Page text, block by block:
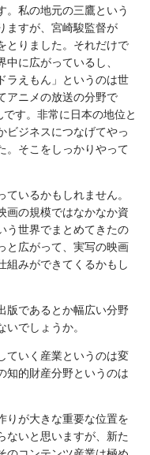
。私の地元の三鷹という
ますが、宮崎駿監督が
とりました。それだけで
に広がっているし、
ラえもん」というのは世
アニメの放送の分野で
す。非常に日本の地位と
ビジネスにつなげてやっ
。そこをしっかりやって
ているかもしれません。
画の規模ではなかなか資
う世界でまとめてきたの
と広がって、実写の映画
組みができてくるかもし
版であるとか幅広い分野
でしょうか。
ていく産業というのは変
知的財産分野というのは
りが大きな重要な位置を
ないと思いますが、新た